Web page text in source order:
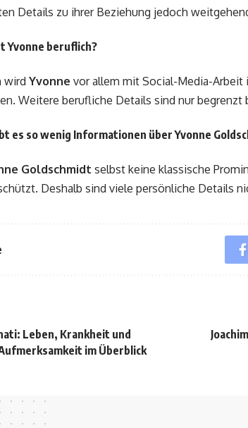
Details zu ihrer Beziehung jedoch
Yvonne beruflich?
wird Yvonne vor allem mit Social-Media-Arbeit
Weitere berufliche Details sind nur begrenzt
es so wenig Informationen über Yvonne
Goldschmidt selbst keine klassische
Deshalb sind viele persönliche Details
Leben, Krankheit und
im Überblick